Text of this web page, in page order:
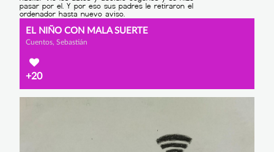
EL NIÑO CON MALA SUERTE
Cuentos, Sebastián
+20